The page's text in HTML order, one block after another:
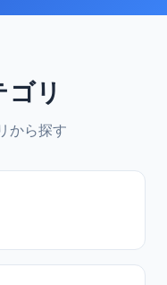
リ
から探す